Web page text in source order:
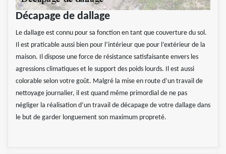
Décapage de dallage
Le dallage est connu pour sa fonction en tant que couverture du sol.
Il est praticable aussi bien pour l’intérieur que pour l’extérieur de la
maison. Il dispose une force de résistance satisfaisante envers les
agressions climatiques et le support des poids lourds. Il est aussi
colorable selon votre goût. Malgré la mise en route d’un travail de
nettoyage journalier, il est quand même primordial de ne pas
négliger la réalisation d’un travail de décapage de votre dallage dans
le but de garder longuement son maximum propreté.